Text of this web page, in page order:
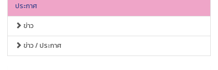
ประกาศ
ข่าว
ข่าว / ประกาศ